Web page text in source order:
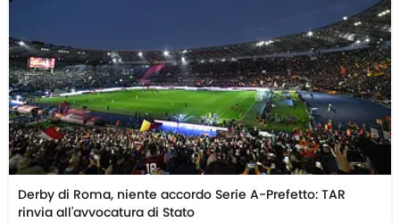
Derby di Roma, niente accordo Serie A-Prefetto: TAR
rinvia all'avvocatura di Stato